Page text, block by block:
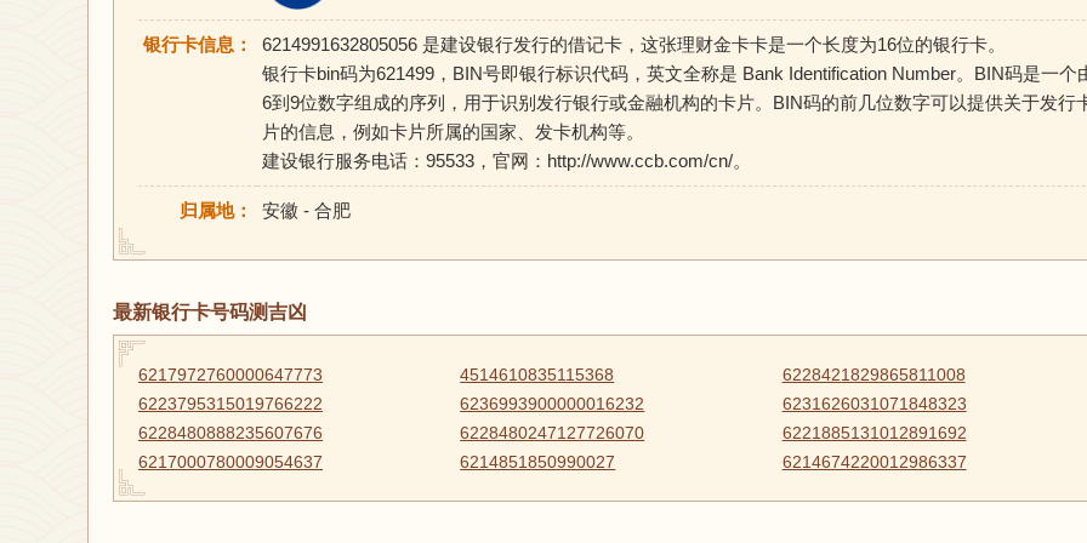
银行卡信息：
6214991632805056 是建设银行发行的借记卡，这张理财金卡卡是一个长度为16位的银行卡。
银行卡bin码为621499，BIN号即银行标识代码，英文全称是 Bank Identification Number。BIN码是一个
6到9位数字组成的序列，用于识别发行银行或金融机构的卡片。BIN码的前几位数字可以提供关于发行
片的信息，例如卡片所属的国家、发卡机构等。
建设银行服务电话：95533，官网：http://www.ccb.com/cn/。
归属地： 安徽 - 合肥
最新银行卡号码测吉凶
6217972760000647773 4514610835115368
6228421829865811008
6223795315019766222
6236993900000016232
6231626031071848323
6228480888235607676
6228480247127726070
6221885131012891692
6217000780009054637
6214851850990027 6214674220012986337